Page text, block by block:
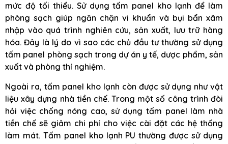
mức độ tối thiểu. Sử dụng tấm panel kho lạnh để làm
phòng sạch giúp ngăn chặn vi khuẩn và bụi bẩn xâm
nhập vào quá trình nghiên cứu, sản xuất, lưu trữ hàng
hóa. Đây là lý do vì sao các chủ đầu tư thường sử dụng
tấm panel phòng sạch trong dự án y tế, dược phẩm, sản
xuất và phòng thí nghiệm.
Ngoài ra, tấm panel kho lạnh còn được sử dụng như vật
liệu xây dựng nhà tiền chế. Trong một số công trình đòi
hỏi việc chống nóng cao, sử dụng tấm panel làm nhà
tiền chế sẽ giảm chi phí cho việc cài đặt các hệ thống
làm mát. Tấm panel kho lạnh PU thường được sử dụng